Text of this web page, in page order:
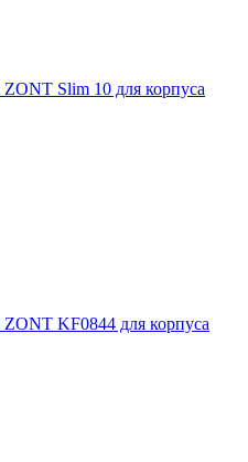
Slim 10 для корпуса
KF0844 для корпуса